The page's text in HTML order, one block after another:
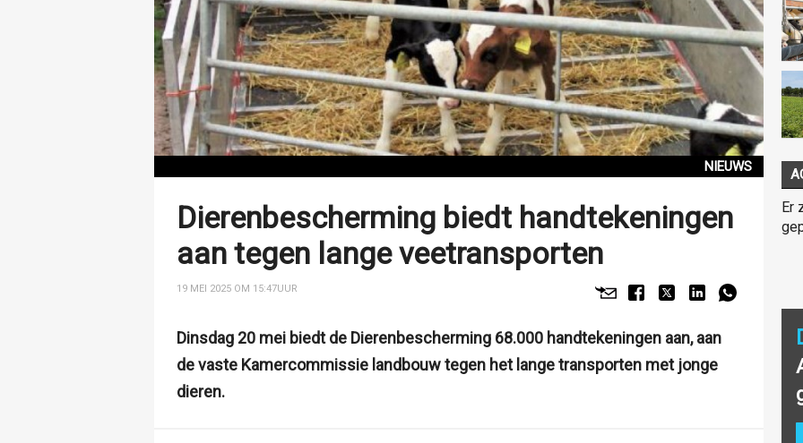
NIEUWS
Dierenbescherming biedt handtekeningen
aan tegen lange veetransporten
19 MEI 2025 OM 15:47UUR
Dinsdag 20 mei biedt de Dierenbescherming 68.000 handtekeningen aan, aan
de vaste Kamercommissie landbouw tegen het lange transporten met jonge
dieren.
Er